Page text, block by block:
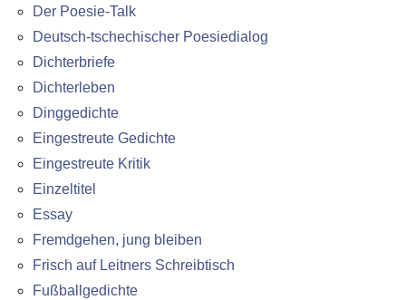
Der Poesie-Talk
Deutsch-tschechischer Poesiedialog
Dichterbriefe
Dichterleben
Dinggedichte
Eingestreute Gedichte
Eingestreute Kritik
Einzeltitel
Essay
Fremdgehen, jung bleiben
Frisch auf Leitners Schreibtisch
Fußballgedichte